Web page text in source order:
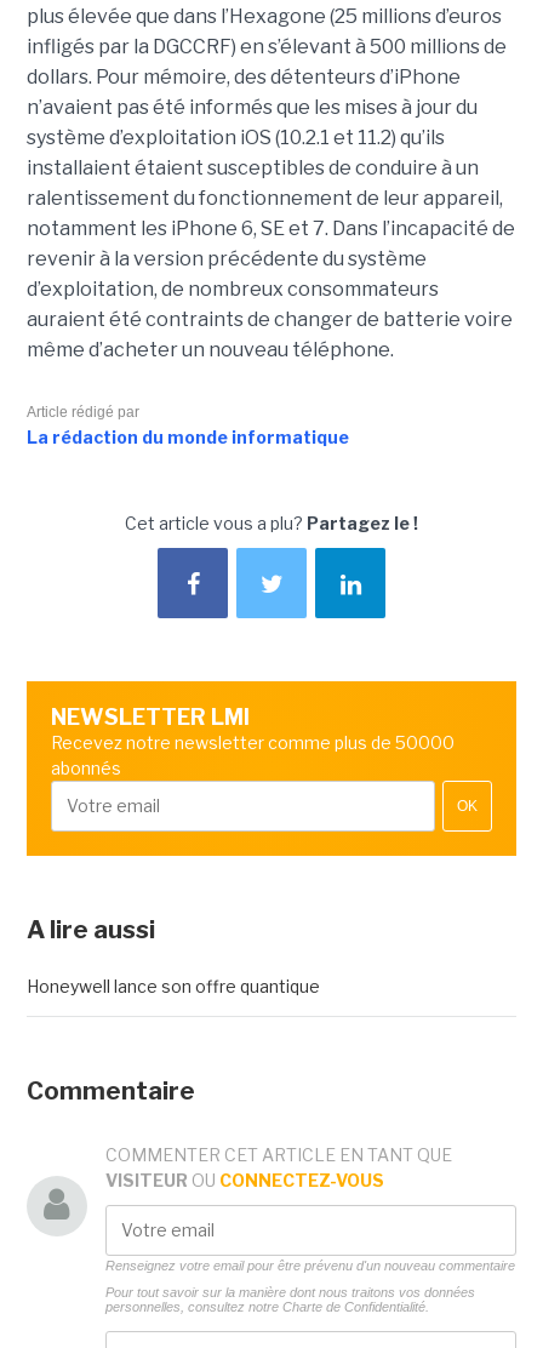
plus élevée que dans l’Hexagone (25 millions d’euros
infligés par la DGCCRF) en s’élevant à 500 millions de
dollars. Pour mémoire, des détenteurs d’iPhone
n’avaient pas été informés que les mises à jour du
système d’exploitation iOS (10.2.1 et 11.2) qu’ils
installaient étaient susceptibles de conduire à un
ralentissement du fonctionnement de leur appareil,
notamment les iPhone 6, SE et 7. Dans l’incapacité de
revenir à la version précédente du système
d’exploitation, de nombreux consommateurs
auraient été contraints de changer de batterie voire
même d’acheter un nouveau téléphone.
Article rédigé par
La rédaction du monde informatique
Cet article vous a plu? Partagez le !
NEWSLETTER LMI
Recevez notre newsletter comme plus de 50000
abonnés
OK
A lire aussi
Honeywell lance son offre quantique
Commentaire
COMMENTER CET ARTICLE EN TANT QUE
VISITEUR OU CONNECTEZ-VOUS
Renseignez votre email pour être prévenu d'un nouveau commentaire
Pour tout savoir sur la manière dont nous traitons vos données
personnelles, consultez notre Charte de Confidentialité.